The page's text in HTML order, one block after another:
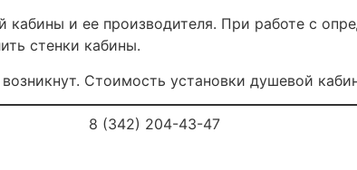
кабины и ее производителя. При работе с
стенки кабины.
Стоимость установки душевой
8 (342) 204-43-47